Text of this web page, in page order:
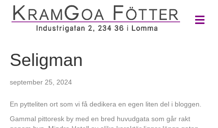
M
e
Seligman
september 25, 2024
En pytteliten ort som vi få dedikera en egen liten del i bloggen.
Gammal pittoresk by med en bred huvudgata som går rakt